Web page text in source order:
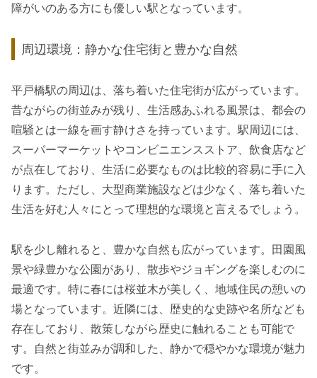
障がいのある方にも優しい駅となっています。
周辺環境：静かな住宅街と豊かな自然
平戸橋駅の周辺は、落ち着いた住宅街が広がっています。
昔ながらの街並みが残り、生活感あふれる風景は、都会の
喧騒とは一線を画す静けさを持っています。駅周辺には、
スーパーマーケットやコンビニエンスストア、飲食店など
が点在しており、生活に必要なものは比較的容易に手に入
ります。ただし、大型商業施設などは少なく、落ち着いた
生活を好む人々にとって理想的な環境と言えるでしょう。
駅を少し離れると、豊かな自然も広がっています。田園風
景や緑豊かな公園があり、散歩やジョギングを楽しむのに
最適です。特に春には桜並木が美しく、地域住民の憩いの
場となっています。近隣には、歴史的な史跡や名所なども
存在しており、散策しながら歴史に触れることも可能で
す。自然と街並みが調和した、静かで穏やかな環境が魅力
です。